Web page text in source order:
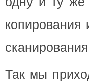
копирования
Так мы